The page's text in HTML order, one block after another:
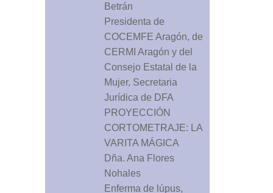
Betrán
Presidenta de
COCEMFE Aragón, de
CERMI Aragón y del
Consejo Estatal de la
Mujer, Secretaria
Jurídica de DFA
PROYECCIÓN
CORTOMETRAJE: LA
VARITA MÁGICA
Dña. Ana Flores
Nohales
Enferma de lúpus,